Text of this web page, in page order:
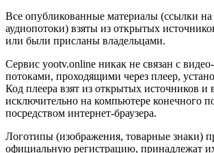
Все опубликованные материалы (ссылки на
аудиопотоки) взяты из открытых
или были присланы владельцами.
Сервис yootv.online никак не связан с
потоками, проходящими через плеер,
Код плеера взят из открытых источников и
исключительно на компьютере конечного
посредством интернет-браузера.
Логотипы (изображения, товарные знаки)
официальную регистрацию, принадлежат